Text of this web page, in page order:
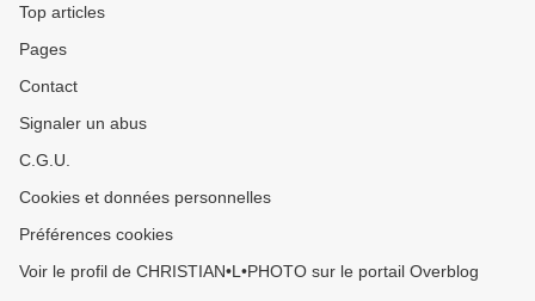
Top articles
Pages
Contact
Signaler un abus
C.G.U.
Cookies et données personnelles
Préférences cookies
Voir le profil de CHRISTIAN•L•PHOTO sur le portail Overblog